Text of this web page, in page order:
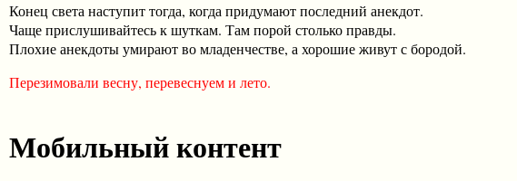
Конец света наступит тогда, когда придумают последний анекдот.
Чаще прислушивайтесь к шуткам. Там порой столько правды.
Плохие анекдоты умирают во младенчестве, а хорошие живут с бородой.
Перезимовали весну, перевеснуем и лето.
Мобильный контент